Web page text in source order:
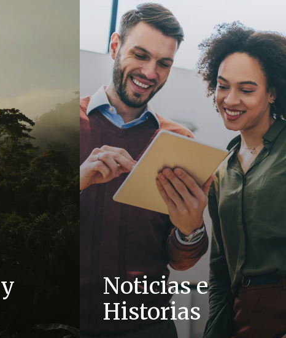
como el
Noticias e
Historias
Consulta las últimas noticias,